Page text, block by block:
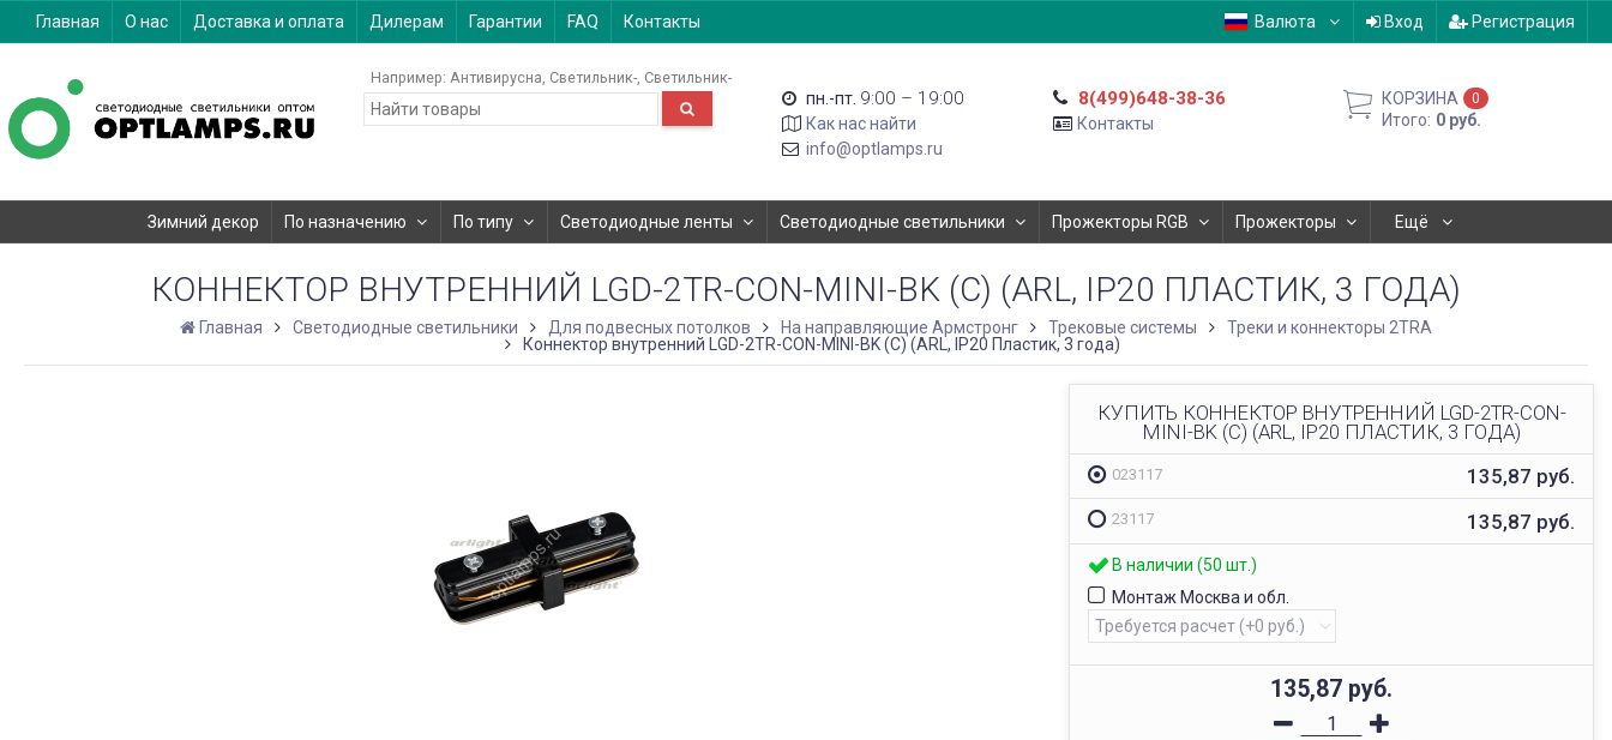
Главная О нас Доставка и оплата Дилерам Гарантии FAQ Контакты Валюта Вход Регистрация
Например: Антивирусна Светильник- Светильник-
пн.-пт. 9:00 – 19:00
Как нас найти
info@optlamps.ru
8(499)648-38-36
Контакты
КОРЗИНА 0
Итого: 0 руб.
Зимний декор По назначению По типу Светодиодные ленты Светодиодные светильники Прожекторы RGB Прожекторы Ещё
КОННЕКТОР ВНУТРЕННИЙ LGD-2TR-CON-MINI-BK (C) (ARL, IP20 ПЛАСТИК, 3 ГОДА)
Главная Светодиодные светильники Для подвесных потолков На направляющие Армстронг Трековые системы
Треки и коннекторы 2TRA
Коннектор внутренний LGD-2TR-CON-MINI-BK (C) (ARL, IP20 Пластик, 3 года)
КУПИТЬ КОННЕКТОР ВНУТРЕННИЙ LGD-2TR-CON-
MINI-BK (C) (ARL, IP20 ПЛАСТИК, 3 ГОДА)
023117 135,87 руб.
23117 135,87 руб.
В наличии (50 шт.)
Монтаж Москва и обл.
135,87 руб.